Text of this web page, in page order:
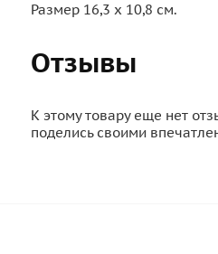
Размер 16,3 х 10,8 см.
Отзывы
К этому товару еще нет
поделись своими